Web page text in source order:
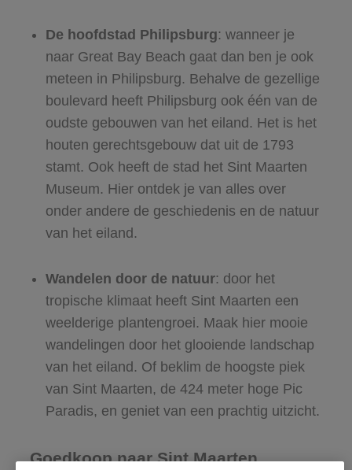
De hoofdstad Philipsburg: wanneer je
naar Great Bay Beach gaat dan ben je ook
meteen in Philipsburg. Behalve de gezellige
boulevard heeft Philipsburg ook één van de
oudste gebouwen van het eiland. Het is het
houten gerechtsgebouw dat uit de 1793
stamt. Ook heeft de stad het Sint Maarten
Museum. Hier ontdek je van alles over
onder andere de geschiedenis en de natuur
van het eiland.
Wandelen door de natuur: door het
tropische klimaat heeft Sint Maarten een
weelderige plantengroei. Maak hier mooie
wandelingen door het glooiende landschap
van het eiland. Of beklim de hoogste piek
van Sint Maarten, de 424 meter hoge Pic
Paradis, en geniet van een prachtig uitzicht.
Goedkoop naar Sint Maarten